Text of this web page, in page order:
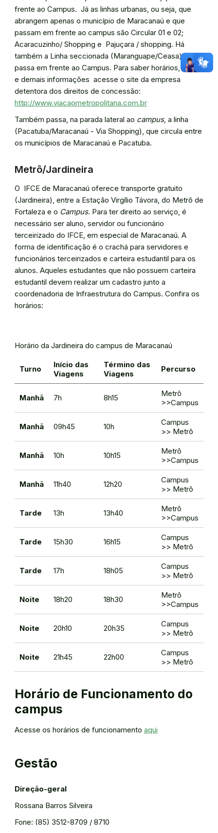
frente ao Campus. Já as linhas urbanas, ou seja, que
abrangem apenas o município de Maracanaú e que
passam em frente ao campus são Circular 01 e 02;
Acaracuzinho/ Shopping e Pajuçara / shopping. Há
também a Linha seccionada (Maranguape/Ceasa) que
passa em frente ao Campus. Para saber horários, tarifas
e demais informações acesse o site da empresa
detentora dos direitos de concessão:
http://www.viacaometropolitana.com.br
Também passa, na parada lateral ao campus, a linha
(Pacatuba/Maracanaú - Via Shopping), que circula entre
os municípios de Maracanaú e Pacatuba.
Metrô/Jardineira
O IFCE de Maracanaú oferece transporte gratuito
(Jardineira), entre a Estação Virgílio Távora, do Metrô de
Fortaleza e o Campus. Para ter direito ao serviço, é
necessário ser aluno, servidor ou funcionário
terceirizado do IFCE, em especial de Maracanaú. A
forma de identificação é o crachá para servidores e
funcionários terceirizados e carteira estudantil para os
alunos. Aqueles estudantes que não possuem carteira
estudantil devem realizar um cadastro junto a
coordenadoria de Infraestrutura do Campus. Confira os
horários:
Horário da Jardineira do campus de Maracanaú
Turno
Início das
Viagens
Término das
Viagens
Percurso
Manhã 7h 8h15
Metrô
>>Campus
Manhã 09h45 10h
Campus
>> Metrô
Manhã 10h 10h15
Metrô
>>Campus
Manhã 11h40 12h20
Campus
>> Metrô
Tarde 13h 13h40
Metrô
>>Campus
Tarde 15h30 16h15
Campus
>> Metrô
Tarde 17h 18h05
Campus
>> Metrô
Noite 18h20 18h30
Metrô
>>Campus
Noite 20h10 20h35
Campus
>> Metrô
Noite 21h45 22h00
Campus
>> Metrô
Horário de Funcionamento do
campus
Acesse os horários de funcionamento aqui
Gestão
Direção-geral
Rossana Barros Silveira
Fone: (85) 3512-8709 / 8710